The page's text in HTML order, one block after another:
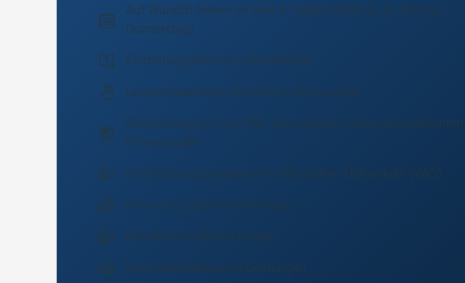
Auf Wunsch bieten wir eine 4-Tages-Woche (z. B. Montag –
Donnerstag)
Freizeitausgleich bei Überstunden
Leistungsgerechte Vergütung und Auslöse
Sozialleistungen wie VWL, Übernahme Kindergartengebühren /
Fitnessstudio
Fahrtkostenübernahme im öffentlichen Nahverkehr (VAG)
Krankenzusatzversicherungen
Betriebliche Altersvorsorge
Vermögenswirksame Leistungen